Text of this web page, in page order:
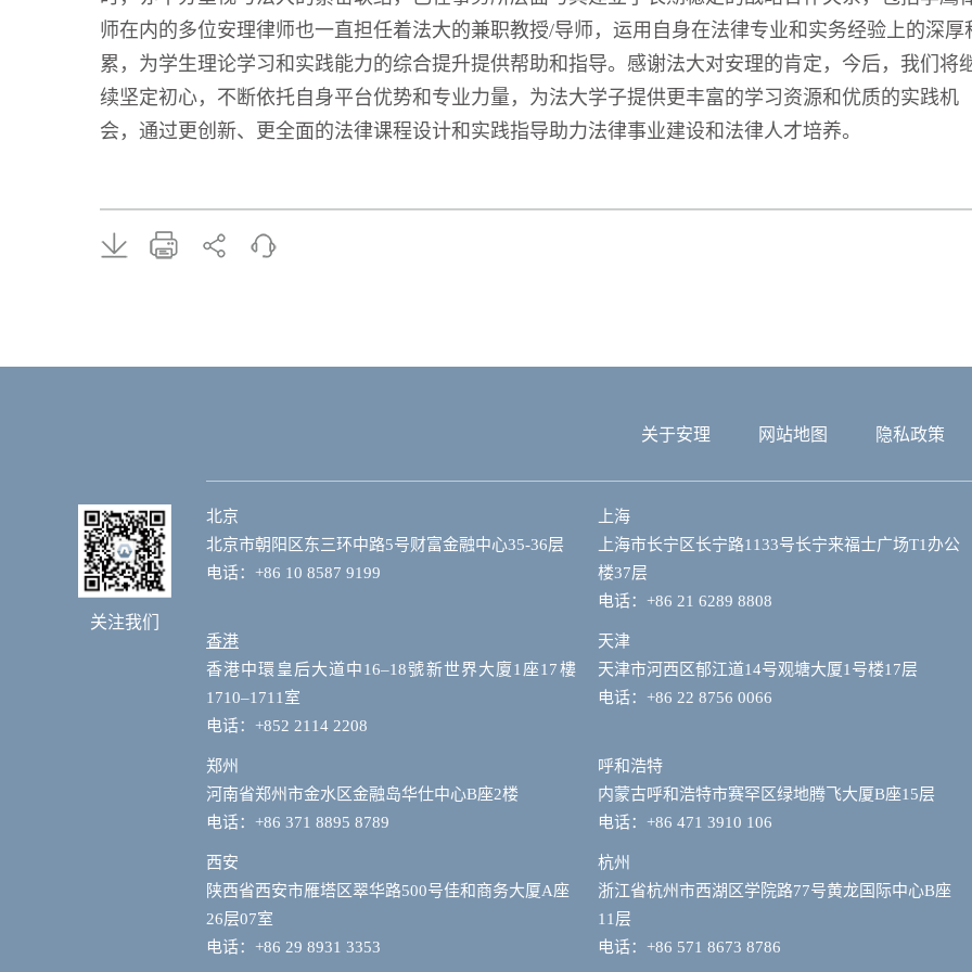
师在内的多位安理律师也一直担任着法大的兼职教授/导师，运用自身在法律专业和实务经验上的深厚
累，为学生理论学习和实践能力的综合提升提供帮助和指导。感谢法大对安理的肯定，今后，我们将
续坚定初心，不断依托自身平台优势和专业力量，为法大学子提供更丰富的学习资源和优质的实践机
会，通过更创新、更全面的法律课程设计和实践指导助力法律事业建设和法律人才培养。
关于安理 网站地图 隐私政策
北京
北京市朝阳区东三环中路5号财富金融中心35-36层
电话：+86 10 8587 9199
上海
上海市长宁区长宁路1133号长宁来福士广场T1办公
楼37层
电话：+86 21 6289 8808
香港
香港中環皇后大道中16–18號新世界大廈1座17樓
1710–1711室
电话：+852 2114 2208
天津
天津市河西区郁江道14号观塘大厦1号楼17层
电话：+86 22 8756 0066
郑州
河南省郑州市金水区金融岛华仕中心B座2楼
电话：+86 371 8895 8789
呼和浩特
内蒙古呼和浩特市赛罕区绿地腾飞大厦B座15层
电话：+86 471 3910 106
西安
陕西省西安市雁塔区翠华路500号佳和商务大厦A座
26层07室
电话：+86 29 8931 3353
杭州
浙江省杭州市西湖区学院路77号黄龙国际中心B座
11层
电话：+86 571 8673 8786
关注我们